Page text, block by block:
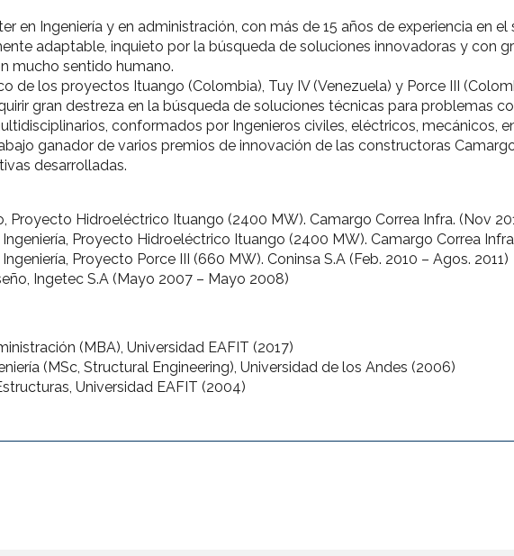
en Ingeniería y en administración, con más de 15 años de experiencia en
adaptable, inquieto por la búsqueda de soluciones innovadoras y con
mucho sentido humano.
de los proyectos Ituango (Colombia), Tuy IV (Venezuela) y Porce III
gran destreza en la búsqueda de soluciones técnicas para problemas
conformados por Ingenieros civiles, eléctricos, mecánicos,
ganador de varios premios de innovación de las constructoras
desarrolladas.
Proyecto Hidroeléctrico Ituango (2400 MW). Camargo Correa Infra. (Nov
Proyecto Hidroeléctrico Ituango (2400 MW). Camargo Correa Infra
Proyecto Porce III (660 MW). Coninsa S.A (Feb. 2010 – Agos. 2011)
Ingetec S.A (Mayo 2007 – Mayo 2008)
(MBA), Universidad EAFIT (2017)
(MSc, Structural Engineering), Universidad de los Andes (2006)
Universidad EAFIT (2004)